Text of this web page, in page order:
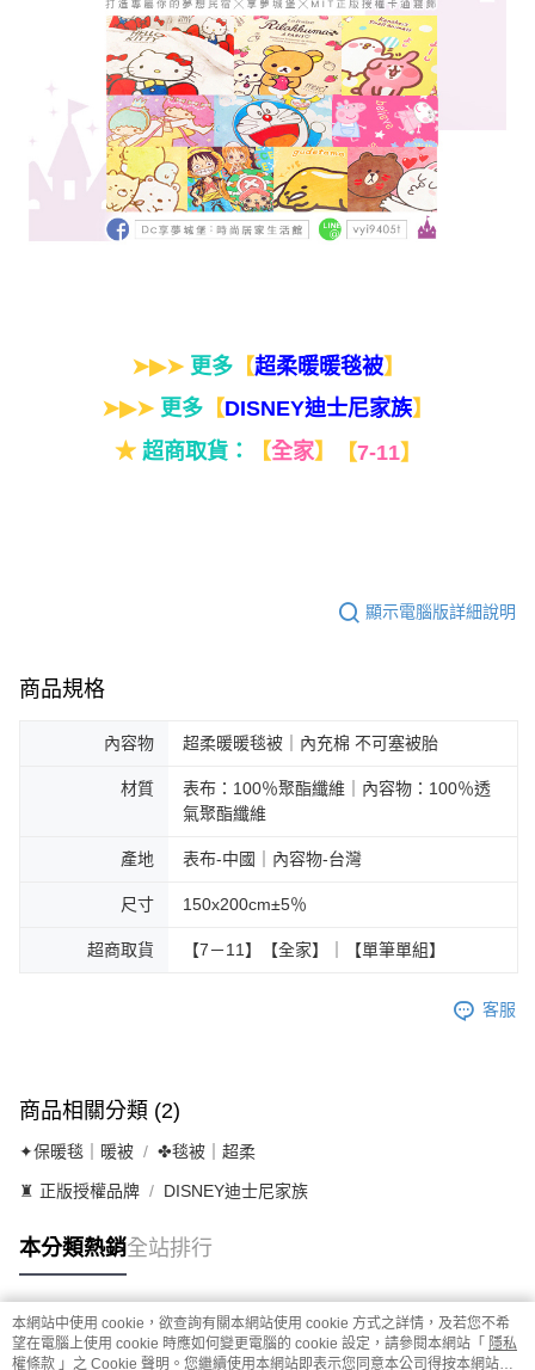
➤▶➤ 更多【超柔暖暖毯被】
➤▶➤ 更多 【DISNEY迪士尼家族】
★ 超商取貨： 【全家】 【7-11】
顯示電腦版詳細說明
商品規格
內容物 超柔暖暖毯被｜內充棉 不可塞被胎
材質
表布：100％聚酯纖維｜內容物：100％透
氣聚酯纖維
產地 表布-中國｜內容物-台灣
尺寸 150x200cm±5％
超商取貨 【7－11】【全家】｜【單筆單組】
客服
商品相關分類 (2)
✦保暖毯｜暖被 ✤毯被｜超柔
♜ 正版授權品牌 DISNEY迪士尼家族
本分類熱銷全站排行
熱門標籤
本網站中使用 cookie，欲查詢有關本網站使用 cookie 方式之詳情，及若您不希
望在電腦上使用 cookie 時應如何變更電腦的 cookie 設定，請參閱本網站「 隱私
權條款 」之 Cookie 聲明。您繼續使用本網站即表示您同意本公司得按本網站使